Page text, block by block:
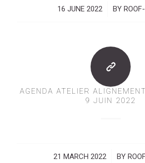
16 JUNE 2022
/ BY
AGENDA ATELIER
9 JUIN 2022
21 MARCH 2022
/ BY